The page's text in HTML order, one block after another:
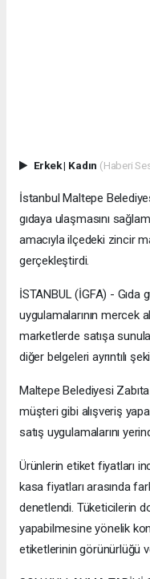
Erkek| Kadın (Haberi
İstanbul Maltepe
gıdaya ulaşmasını
amacıyla ilçedeki zincir
gerçekleştirdi.
İSTANBUL (İGFA) - Gıda
uygulamalarının mercek
marketlerde satışa
diğer belgeleri ayrıntılı
Maltepe Belediyesi
müşteri gibi alışveriş
satış uygulamalarını
Ürünlerin etiket fiyatları
kasa fiyatları arasında
denetlendi. Tüketicilerin
yapabilmesine yönelik
etiketlerinin görünürlüğü